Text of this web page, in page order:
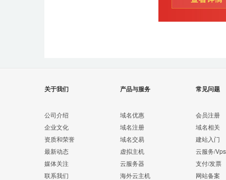
关于我们
公司介绍
企业文化
资质和荣誉
最新动态
媒体关注
联系我们
产品与服务
域名优惠
域名注册
域名交易
虚拟主机
云服务器
海外云主机
常见问题
会员注册
域名相关
建站入门
云服务/Vps
支付/发票
网站备案